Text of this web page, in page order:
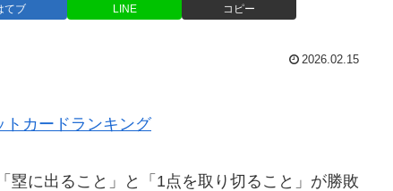
てブ LINE コピー
2026.02.15
トカードランキング
に出ること」と「1点を取り切ること」が勝敗